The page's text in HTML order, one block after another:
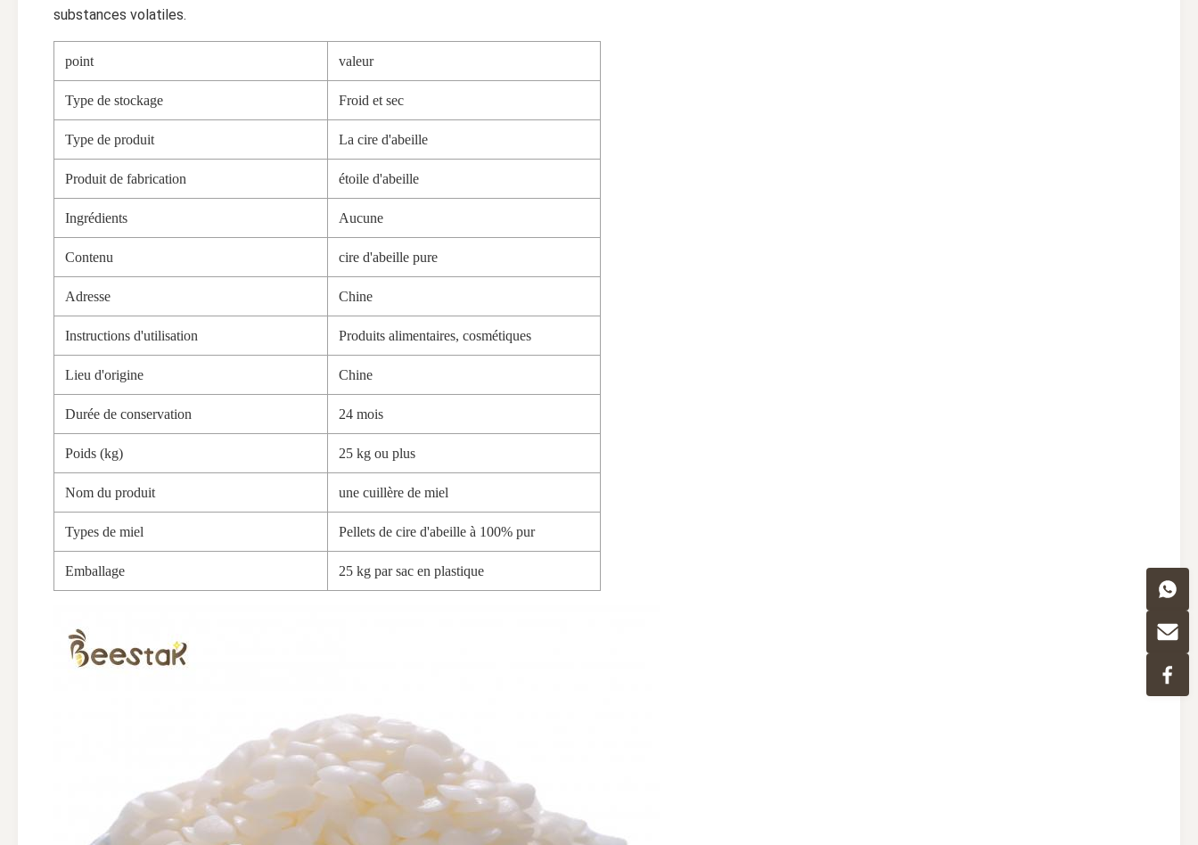
substances volatiles.
point valeur
Type de stockage Froid et sec
Type de produit La cire d'abeille
Produit de fabrication étoile d'abeille
Ingrédients Aucune
Contenu cire d'abeille pure
Adresse Chine
Instructions d'utilisation Produits alimentaires, cosmétiques
Lieu d'origine Chine
Durée de conservation 24 mois
Poids (kg) 25 kg ou plus
Nom du produit une cuillère de miel
Types de miel Pellets de cire d'abeille à 100% pur
Emballage 25 kg par sac en plastique